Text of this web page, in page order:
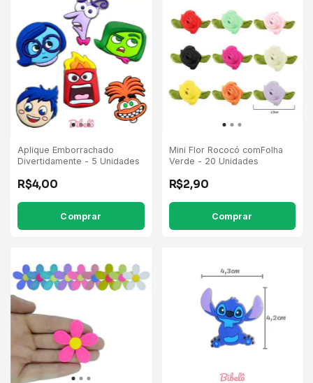
Aplique Emborrachado
Divertidamente - 5 Unidades
R$4,00
Comprar
Mini Flor Rococó comFolha
Verde - 20 Unidades
R$2,90
Comprar